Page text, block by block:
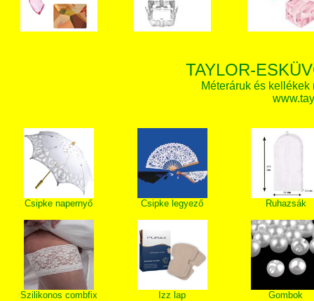
TAYLOR-
Méteráruk és
Csipke napernyő Csipke legyező Ruhazsák
Szilikonos combfix Izz lap Gombok